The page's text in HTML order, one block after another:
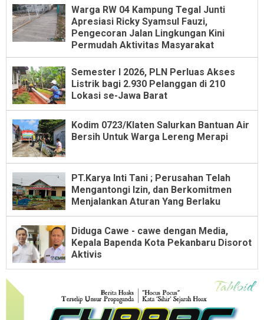
Warga RW 04 Kampung Tegal Junti
Apresiasi Ricky Syamsul Fauzi,
Pengecoran Jalan Lingkungan Kini
Permudah Aktivitas Masyarakat
Semester I 2026, PLN Perluas Akses
Listrik bagi 2.930 Pelanggan di 210
Lokasi se-Jawa Barat
Kodim 0723/Klaten Salurkan Bantuan Air
Bersih Untuk Warga Lereng Merapi
PT.Karya Inti Tani ; Perusahan Telah
Mengantongi Izin, dan Berkomitmen
Menjalankan Aturan Yang Berlaku
Diduga Cawe - cawe dengan Media,
Kepala Bapenda Kota Pekanbaru Disorot
Aktivis